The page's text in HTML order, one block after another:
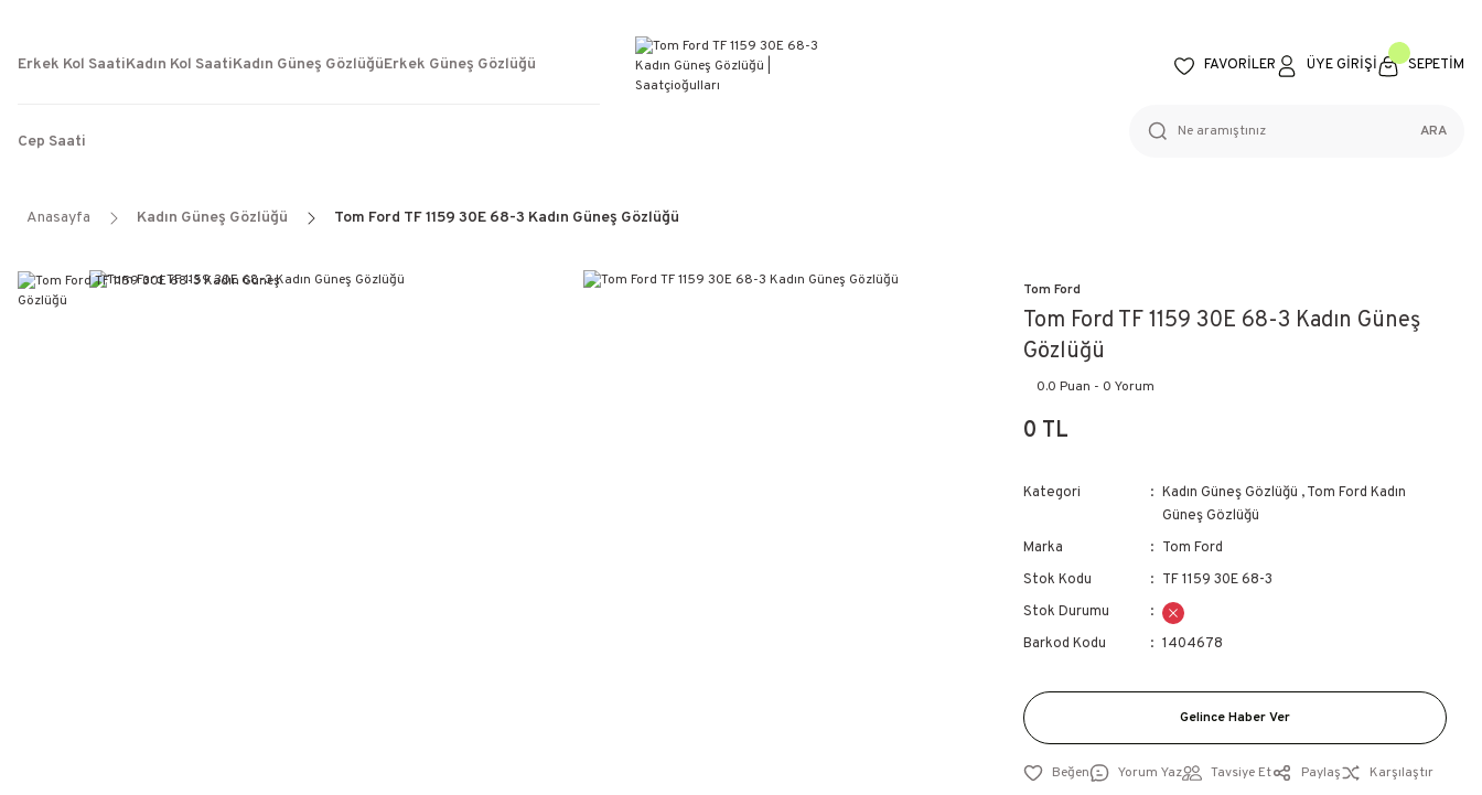
%100 ORİJİNAL ÜRÜN GARANTİSİ
WEB SİTESİNE ÖZEL FİYATLAR
KAÇIRILMAYACAK FIRSATLAR
Erkek Kol SaatiKadın Kol SaatiKadın Güneş GözlüğüErkek Güneş Gözlüğü
Cep Saati
FAVORİLER ÜYE GİRİŞİ SEPETİM
ARA
Anasayfa Kadın Güneş Gözlüğü Tom Ford TF 1159 30E 68-3 Kadın Güneş Gözlüğü
Tom Ford
Tom Ford TF 1159 30E 68-3 Kadın Güneş
Gözlüğü
0.0 Puan - 0 Yorum
0 TL
Kategori Kadın Güneş Gözlüğü ,Tom Ford Kadın
Güneş Gözlüğü
Marka
Tom Ford
Stok Kodu
TF 1159 30E 68-3
Stok Durumu
Barkod Kodu
1404678
Gelince Haber Ver
Yorum Yaz Tavsiye Et Paylaş Karşılaştır